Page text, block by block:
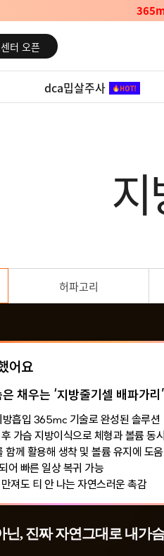
센터 오픈
터 오픈
터 오픈
터 오픈
dca밉살주사
허파고리
어요
채우는 ‘지방줄기셀 배파가리’
방흡입 365mc 기술로 완성된 솔루션
가슴 지방이식으로 체형과 볼륨 동
함께 활용해 생착 및 볼륨 유지에 도움
어 빠른 일상 복귀 가능
져도 티 안 나는 자연스러운 촉감
닌, 진짜 자연그대로 내가슴